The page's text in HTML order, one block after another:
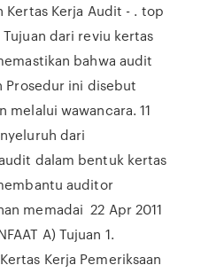
Kertas Kerja Audit - . top
dari reviu kertas
bahwa audit
Prosedur ini disebut
melalui wawancara. 11
dari
dalam bentuk kertas
auditor
memadai 22 Apr 2011
A) Tujuan 1.
Kerja Pemeriksaan